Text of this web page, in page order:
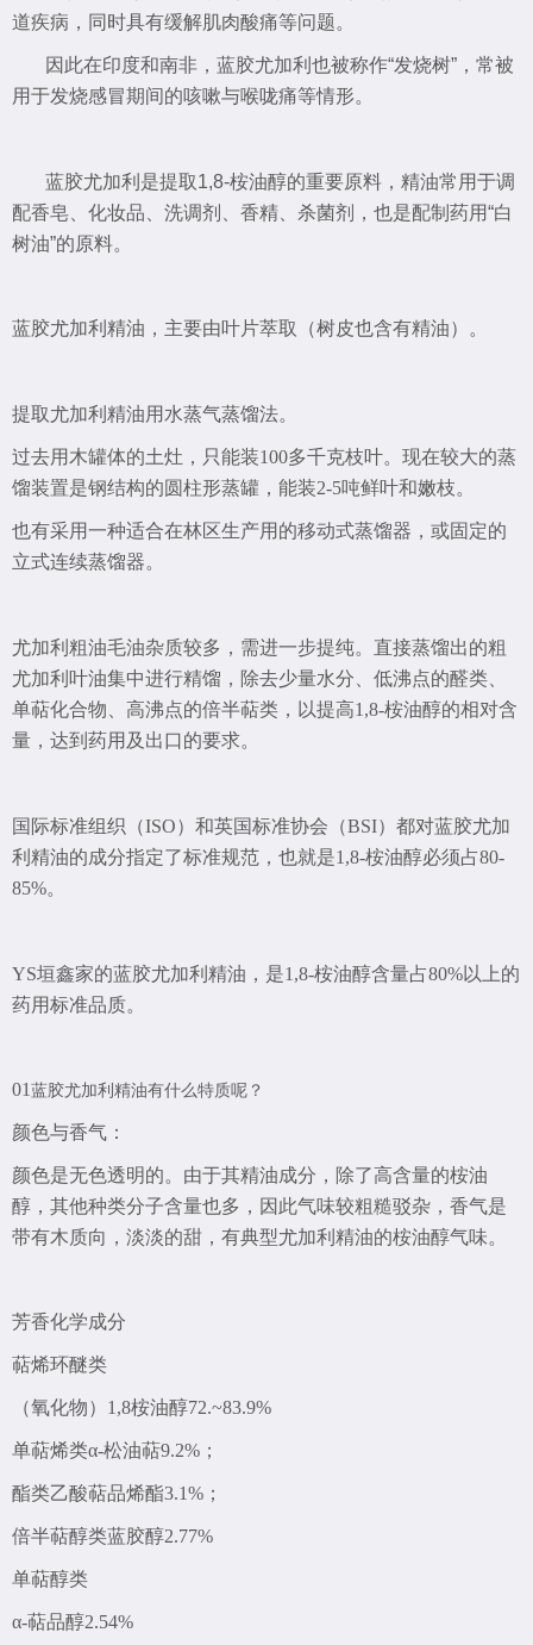
道疾病，同时具有缓解肌肉酸痛等问题。
因此在印度和南非，蓝胶尤加利也被称作“发烧树”，常被
用于发烧感冒期间的咳嗽与喉咙痛等情形。
蓝胶尤加利是提取1,8-桉油醇的重要原料，精油常用于调
配香皂、化妆品、洗调剂、香精、杀菌剂，也是配制药用“白
树油”的原料。
蓝胶尤加利精油，主要由叶片萃取（树皮也含有精油）。
提取尤加利精油用水蒸气蒸馏法。
过去用木罐体的土灶，只能装100多千克枝叶。现在较大的蒸
馏装置是钢结构的圆柱形蒸罐，能装2-5吨鲜叶和嫩枝。
也有采用一种适合在林区生产用的移动式蒸馏器，或固定的
立式连续蒸馏器。
尤加利粗油毛油杂质较多，需进一步提纯。直接蒸馏出的粗
尤加利叶油集中进行精馏，除去少量水分、低沸点的醛类、
单萜化合物、高沸点的倍半萜类，以提高1,8-桉油醇的相对含
量，达到药用及出口的要求。
国际标准组织（ISO）和英国标准协会（BSI）都对蓝胶尤加
利精油的成分指定了标准规范，也就是1,8-桉油醇必须占80-
85%。
YS垣鑫家的蓝胶尤加利精油，是1,8-桉油醇含量占80%以上的
药用标准品质。
01 蓝胶尤加利精油有什么特质呢？
颜色与香气：
颜色是无色透明的。由于其精油成分，除了高含量的桉油
醇，其他种类分子含量也多，因此气味较粗糙驳杂，香气是
带有木质向，淡淡的甜，有典型尤加利精油的桉油醇气味。
芳香化学成分
萜烯环醚类
（氧化物） 1,8桉油醇72.~83.9%
单萜烯类α-松油萜9.2%；
酯类乙酸萜品烯酯3.1%；
倍半萜醇类蓝胶醇2.77%
单萜醇类
α-萜品醇2.54%